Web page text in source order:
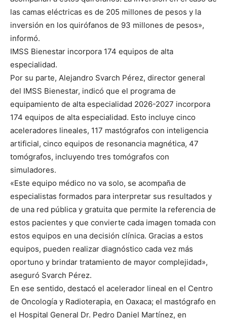
las camas eléctricas es de 205 millones de pesos y la
inversión en los quirófanos de 93 millones de pesos»,
informó.
IMSS Bienestar incorpora 174 equipos de alta
especialidad.
Por su parte, Alejandro Svarch Pérez, director general
del IMSS Bienestar, indicó que el programa de
equipamiento de alta especialidad 2026-2027 incorpora
174 equipos de alta especialidad. Esto incluye cinco
aceleradores lineales, 117 mastógrafos con inteligencia
artificial, cinco equipos de resonancia magnética, 47
tomógrafos, incluyendo tres tomógrafos con
simuladores.
«Este equipo médico no va solo, se acompaña de
especialistas formados para interpretar sus resultados y
de una red pública y gratuita que permite la referencia de
estos pacientes y que convierte cada imagen tomada con
estos equipos en una decisión clínica. Gracias a estos
equipos, pueden realizar diagnóstico cada vez más
oportuno y brindar tratamiento de mayor complejidad»,
aseguró Svarch Pérez.
En ese sentido, destacó el acelerador lineal en el Centro
de Oncología y Radioterapia, en Oaxaca; el mastógrafo en
el Hospital General Dr. Pedro Daniel Martínez, en